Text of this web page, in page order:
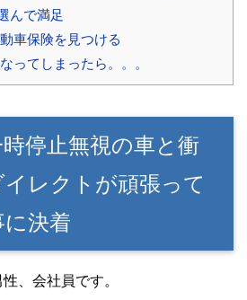
んで満足
車保険を見つける
ってしまったら。。。
時停止無視の車と衝
レクトが頑張って
決着
、会社員です。